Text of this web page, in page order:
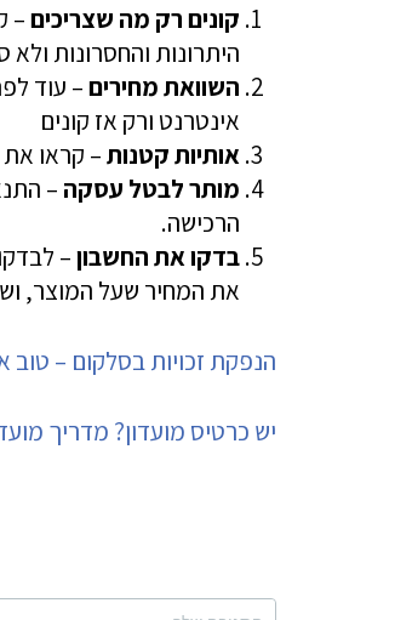
קונים רק מה שצריכים–
היתרונות והחסרונות
השוואת מחירים– עוד
אינטרנט ורק אז קונים
אותיות קטנות– קראו את
מותר לבטל עסקה –
הרכישה.
בדקו את החשבון–
את המחיר שעל המוצר,
הנפקת זכויות בסלקום – טוב
יש כרטיס מועדון? מדריך